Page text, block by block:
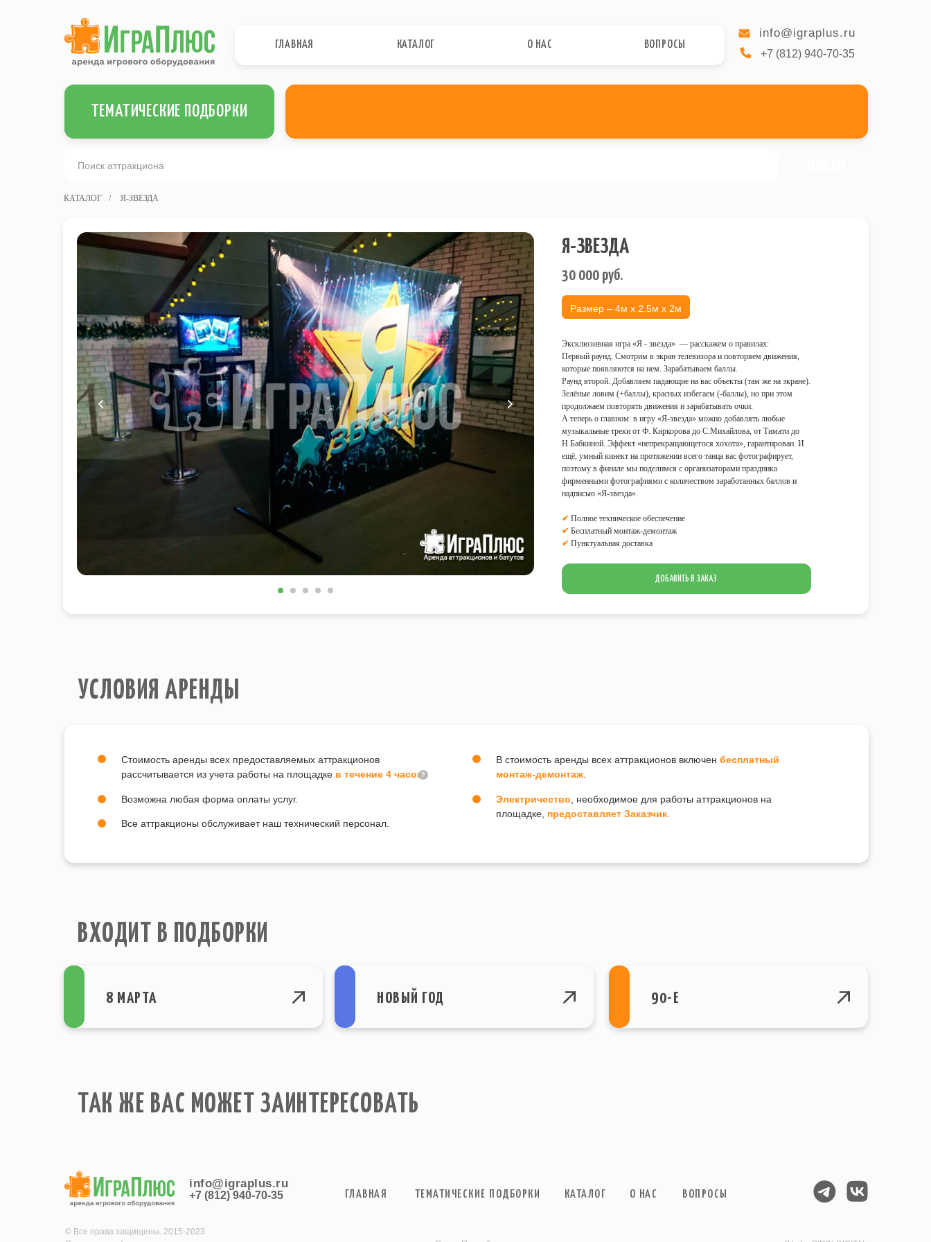
info@igraplus.ru
+7 (812) 940-70-35
ТЕМАТИЧЕСКИЕ ПОДБОРКИ
ГЛАВНАЯ КАТАЛОГ О НАС ВОПРОСЫ
КАТАЛОГ / Я-ЗВЕЗДА
Я-ЗВЕЗДА
30 000 руб.
Размер – 4м х 2.5м х 2м
Эксклюзивная игра «Я - звезда» — расскажем о правилах:
Первый раунд. Смотрим в экран телевизора и повторяем движения,
которые появляются на нем. Зарабатываем баллы.
Раунд второй. Добавляем падающие на вас объекты (там же на экране).
Зелёные ловим (+баллы), красных избегаем (-баллы), но при этом
продолжаем повторять движения и зарабатывать очки.
А теперь о главном: в игру «Я-звезда» можно добавлять любые
музыкальные треки от Ф. Киркорова до С.Михайлова, от Тимати до
Н.Бабкиной. Эффект «непрекращающегося хохота», гарантирован. И
ещё, умный кинект на протяжении всего танца вас фотографирует,
поэтому в финале мы поделимся с организаторами праздника
фирменными фотографиями с количеством заработанных баллов и
надписью «Я-звезда».
✔ Полное техническое обеспечение
✔ Бесплатный монтаж-демонтаж
✔ Пунктуальная доставка
ДОБАВИТЬ В ЗАКАЗ
УСЛОВИЯ АРЕНДЫ
Стоимость аренды всех предоставляемых аттракционов
рассчитывается из учета работы на площадке в течение 4 часов
В стоимость аренды всех аттракционов включен бесплатный
монтаж-демонтаж
Все аттракционы обслуживает наш технический персонал.
Возможна любая форма оплаты услуг. Электричество , необходимое для работы аттракционов на
площадке, предоставляет Заказчик
?
8 МАРТА НОВЫЙ ГОД 90-Е
ВХОДИТ В ПОДБОРКИ
ТАК ЖЕ ВАС МОЖЕТ ЗАИНТЕРЕСОВАТЬ
© Все права защищены. 2015-2023
info@igraplus.ru
+7 (812) 940-70-35 ГЛАВНАЯ ТЕМАТИЧЕСКИЕ ПОДБОРКИ КАТАЛОГ О НАС ВОПРОСЫ